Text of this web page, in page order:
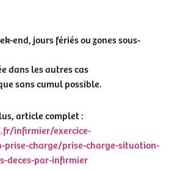
end, jours fériés ou zones sous-
dans les autres cas
sans cumul possible.
article complet :
infirmier/exercice-
charge/prise-charge-situation-
deces-par-infirmier